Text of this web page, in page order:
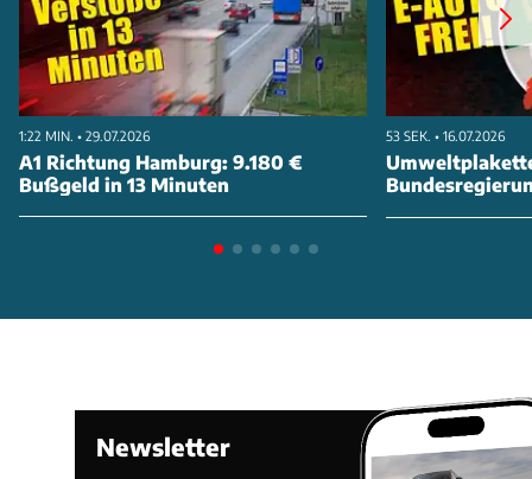
1:22 MIN. • 29.07.2026
A1 Richtung Hamburg: 9.180 €
Bußgeld in 13 Minuten
53 SEK. • 16.07.2026
Newsletter